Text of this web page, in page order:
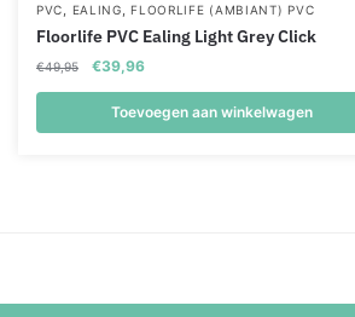
PVC, EALING, FLOORLIFE (AMBIANT) PVC
Floorlife PVC Ealing Light Grey Click
€49,95
Oorspronkelijke
prijs
was:
€49,95.
€39,96Huidige
prijs
is:
€39,96.
Toevoegen aan winkelwagen